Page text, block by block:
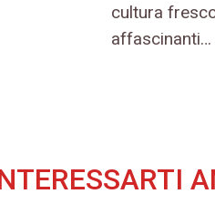
cultura
affascinanti…